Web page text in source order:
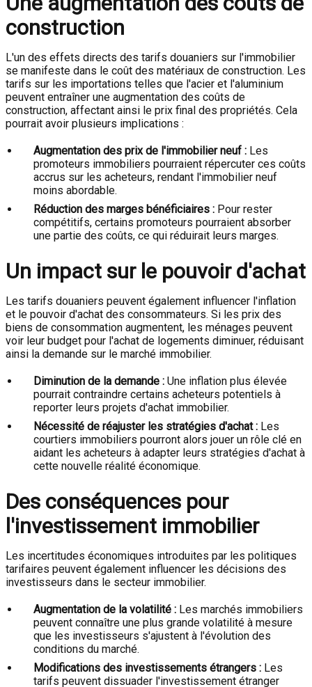
construction
L'un des effets directs des tarifs douaniers sur l'immobilier
se manifeste dans le coût des matériaux de construction. Les
tarifs sur les importations telles que l'acier et l'aluminium
peuvent entraîner une augmentation des coûts de
construction, affectant ainsi le prix final des propriétés. Cela
pourrait avoir plusieurs implications :
Augmentation des prix de l'immobilier neuf : Les
promoteurs immobiliers pourraient répercuter ces coûts
accrus sur les acheteurs, rendant l'immobilier neuf
moins abordable.
Réduction des marges bénéficiaires : Pour rester
compétitifs, certains promoteurs pourraient absorber
une partie des coûts, ce qui réduirait leurs marges.
Un impact sur le pouvoir d'achat
Les tarifs douaniers peuvent également influencer l'inflation
et le pouvoir d'achat des consommateurs. Si les prix des
biens de consommation augmentent, les ménages peuvent
voir leur budget pour l'achat de logements diminuer, réduisant
ainsi la demande sur le marché immobilier.
Diminution de la demande : Une inflation plus élevée
pourrait contraindre certains acheteurs potentiels à
reporter leurs projets d'achat immobilier.
Nécessité de réajuster les stratégies d'achat : Les
courtiers immobiliers pourront alors jouer un rôle clé en
aidant les acheteurs à adapter leurs stratégies d'achat à
cette nouvelle réalité économique.
Des conséquences pour
l'investissement immobilier
Les incertitudes économiques introduites par les politiques
tarifaires peuvent également influencer les décisions des
investisseurs dans le secteur immobilier.
Augmentation de la volatilité : Les marchés immobiliers
peuvent connaître une plus grande volatilité à mesure
que les investisseurs s'ajustent à l'évolution des
conditions du marché.
Modifications des investissements étrangers : Les
tarifs peuvent dissuader l'investissement étranger